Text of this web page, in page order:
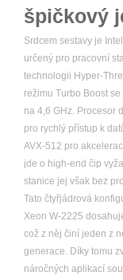
špičkový
Srdcem sestavy je
určený pro pracovní
technologii Hyper-
režimu Turbo Boost
na 4,6 GHz. Procesor
pro rychlý přístup k
AVX-512 pro
jde o high-end čip
stanice jej však bez
Tato čtyřjádrová
Xeon W-2225
což z něj činí jeden z
generace. Díky tomu
náročných aplikací